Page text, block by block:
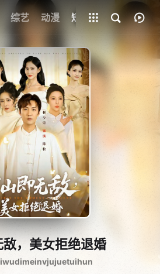
综艺 动漫 短剧
全部影片
敌，美女拒绝退婚